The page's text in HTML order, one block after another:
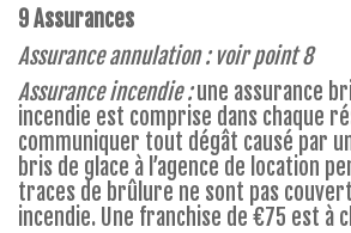
9 Assurances
Assurance annulation : voir point 8
Assurance incendie :une assurance
incendie est comprise dans chaque
communiquer tout dégât causé par
bris de glace à l’agence de location
traces de brûlure ne sont pas
incendie. Une franchise de €75 est à